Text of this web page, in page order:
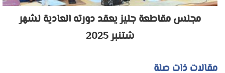
مجلس مقاطعة جليز يعقد دورته العادية لشهر
شتنبر 2025
مقالات ذات صلة